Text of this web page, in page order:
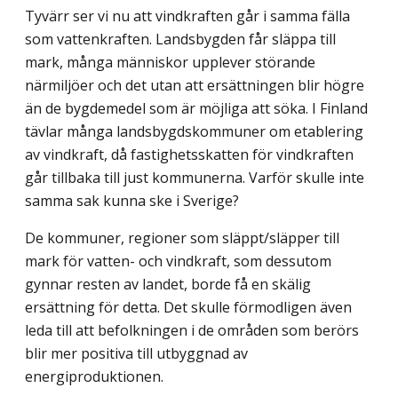
Tyvärr ser vi nu att vindkraften går i samma fälla
som vattenkraften. Landsbygden får släppa till
mark, många människor upplever störande
närmiljöer och det utan att ersättningen blir högre
än de bygdemedel som är möjliga att söka. I Finland
tävlar många landsbygdskommuner om etablering
av vindkraft, då fastighetsskatten för vind­kraften
går tillbaka till just kommunerna. Varför skulle inte
samma sak kunna ske i Sverige?
De kommuner, regioner som släppt/släpper till
mark för vatten- och vindkraft, som dessutom
gynnar resten av landet, borde få en skälig
ersättning för detta. Det skulle förmodligen även
leda till att befolkningen i de områden som berörs
blir mer positiva till utbyggnad av
energiproduktionen.